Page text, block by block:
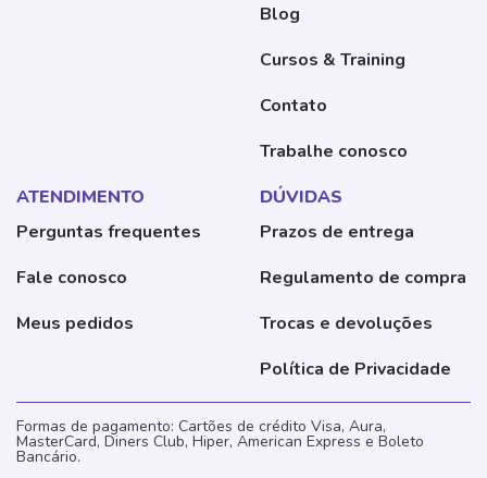
Blog
Cursos & Training
Contato
Trabalhe conosco
ATENDIMENTO
Perguntas frequentes
Fale conosco
Meus pedidos
DÚVIDAS
Prazos de entrega
Regulamento de compra
Trocas e devoluções
Política de Privacidade
Formas de pagamento: Cartões de crédito Visa, Aura,
MasterCard, Diners Club, Hiper, American Express e Boleto
Bancário.